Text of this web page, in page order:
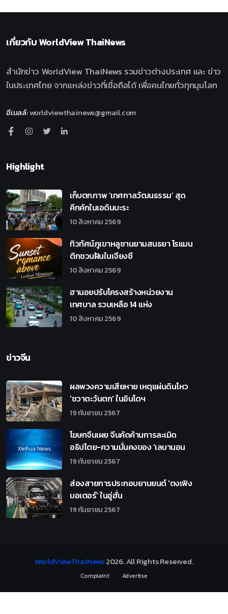
เกี่ยวกับWorldView ThaiNews
สำนักข่าว WorldView ThaiNews รวมข่าวต่างประเทศ และ ข่าว
ในประเทศไทย จากแหล่งข่าวที่เชื่อถือได้ เพื่อคนไทยทั่วทุกมุมโลก
อีเมลล์:worldviewthainews@gmail.com
Highlight
เก็บตกภาพ ‘เทศกาลวัฒนธรรม’ สุด
คึกคักในเอดินบะระ
10 สิงหาคม 2569
ทิวทัศน์ภูเขาหลูซานยามสนธยา โรแมน
ติกชวนฝันในเจียงซี
10 สิงหาคม 2569
ฮานอยปรับโครงสร้างหน่วยงาน
เทศบาล รวบเหลือ 14 แห่ง
10 สิงหาคม 2569
ข่าวจีน
ผลพวงความเสียหาย เหตุแผ่นดินไหว
'ชวาตะวันตก' ในอินโดฯ
19 กันยายน 2567
โฆษกจีนเผย จีนคัดค้านการละเมิด
อธิปไตย-ความมั่นคงของ 'เลบานอน
19 กันยายน 2567
ส่องสายการประกอบยานยนต์ 'ตงเฟิง
มอเตอร์' ในอู่ฮั่น
19 กันยายน 2567
WorldViewThaiNews2026. All Rights Reserved.
Complaint Advertise